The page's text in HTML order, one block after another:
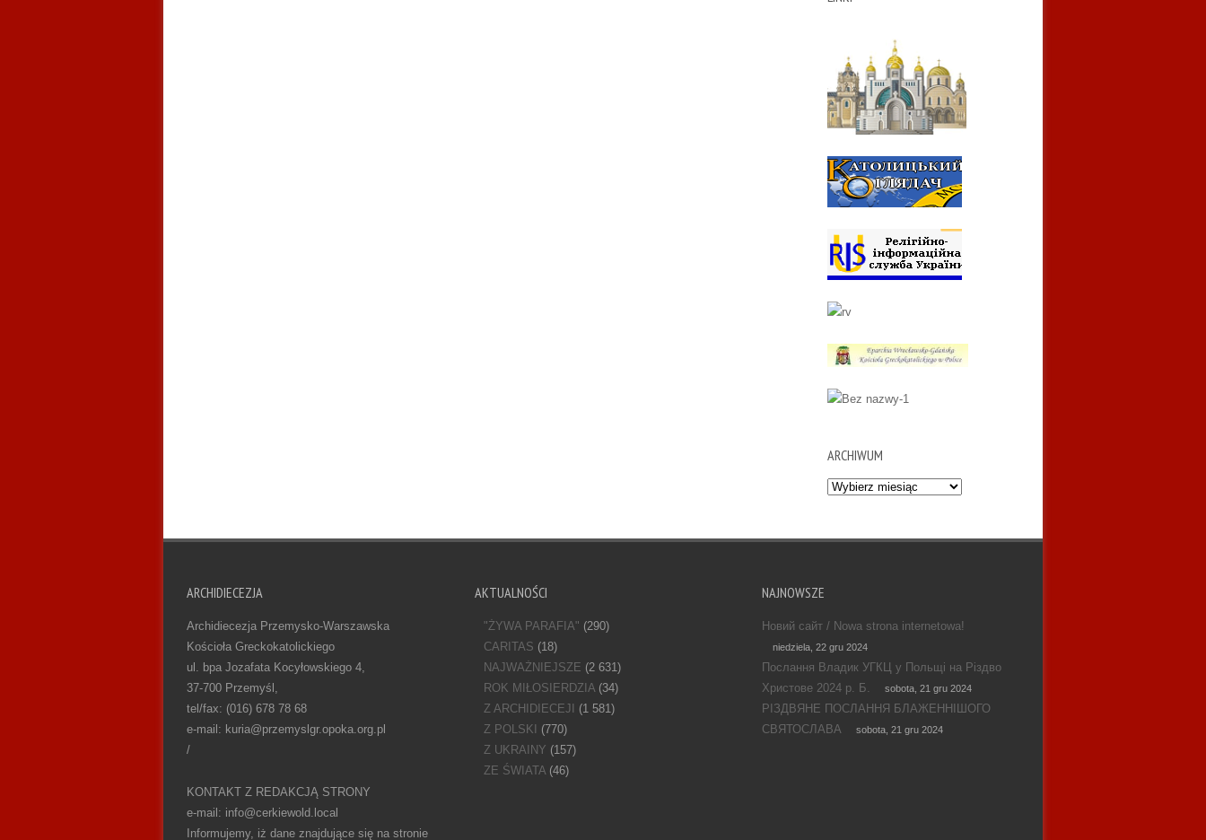
ARCHIWUM
Archiwum
ARCHIDIECEZJA
Archidiecezja Przemysko-Warszawska
Kościoła Greckokatolickiego
ul. bpa Jozafata Kocyłowskiego 4,
37-700 Przemyśl,
tel/fax: (016) 678 78 68
e-mail: kuria@przemyslgr.opoka.org.pl
/
KONTAKT Z REDAKCJĄ STRONY
e-mail: info@cerkiewold.local
Informujemy, iż dane znajdujące się na stronie
AKTUALNOŚCI
"ŻYWA PARAFIA" (290)
CARITAS (18)
NAJWAŻNIEJSZE (2 631)
ROK MIŁOSIERDZIA(34)
Z ARCHIDIECEJI (1 581)
Z POLSKI (770)
Z UKRAINY (157)
ZE ŚWIATA(46)
NAJNOWSZE
Новий сайт / Nowa strona internetowa!
niedziela, 22 gru 2024
Послання Владик УГКЦ у Польщі на Різдво
Христове 2024 р. Б.
sobota, 21 gru 2024
РІЗДВЯНЕ ПОСЛАННЯ БЛАЖЕННІШОГО
СВЯТОСЛАВА
sobota, 21 gru 2024